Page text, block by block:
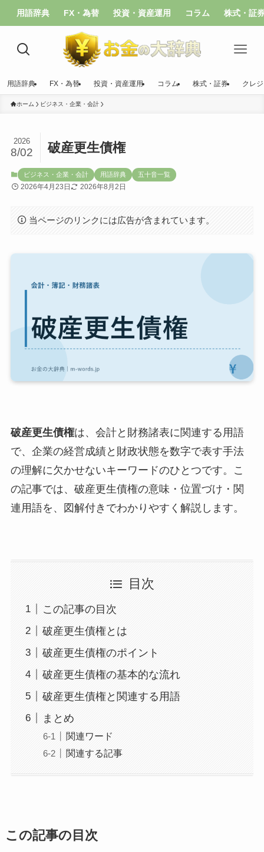
用語辞典 FX・為替 投資・資産運用 コラム 株式・証
用語辞典 FX・為替 投資・資産運用 コラム 株式・証券 クレ
ホーム ビジネス・企業・会計
破産更生債権
2026
8/02
ビジネス・企業・会計 用語辞典 五十音一覧
2026年4月23日 2026年8月2日
当ページのリンクには広告が含まれています。
破産更生債権は、会計と財務諸表に関連する用語
で、企業の経営成績と財政状態を数字で表す手法
の理解に欠かせないキーワードのひとつです。こ
の記事では、破産更生債権の意味・位置づけ・関
連用語を、図解付きでわかりやすく解説します。
目次
この記事の目次
破産更生債権とは
破産更生債権のポイント
破産更生債権の基本的な流れ
破産更生債権と関連する用語
まとめ
関連ワード
関連する記事
この記事の目次